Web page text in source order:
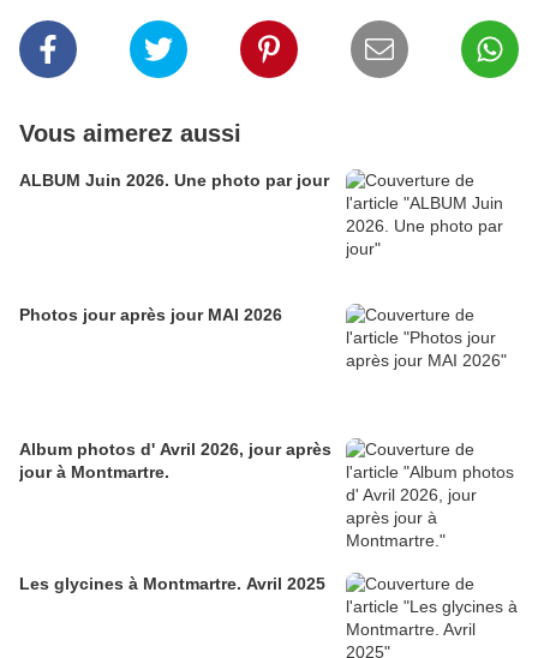
Vous aimerez aussi
ALBUM Juin 2026. Une photo par jour
Photos jour après jour MAI 2026
Album photos d' Avril 2026, jour après
jour à Montmartre.
Les glycines à Montmartre. Avril 2025